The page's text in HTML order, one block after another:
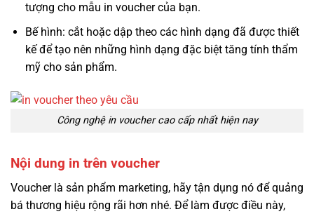
tượng cho mẫu in voucher của bạn.
Bế hình: cắt hoặc dập theo các hình dạng đã được thiết
kế để tạo nên những hình dạng đặc biệt tăng tính thẩm
mỹ cho sản phẩm.
Công nghệ in voucher cao cấp nhất hiện nay
Nội dung in trên voucher
Voucher là sản phẩm marketing, hãy tận dụng nó để quảng
bá thương hiệu rộng rãi hơn nhé. Để làm được điều này,